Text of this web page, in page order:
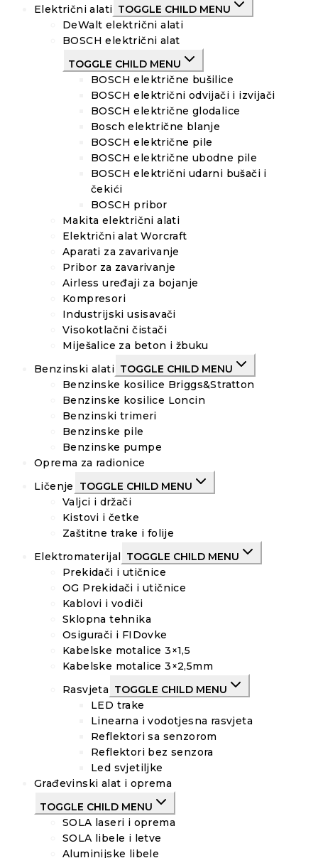
Električni alati TOGGLE CHILD MENU
DeWalt električni alati
BOSCH električni alat
TOGGLE CHILD MENU
BOSCH električne bušilice
BOSCH električni odvijači i izvijači
BOSCH električne glodalice
Bosch električne blanje
BOSCH električne pile
BOSCH električne ubodne pile
BOSCH električni udarni bušači i
čekići
BOSCH pribor
Makita električni alati
Električni alat Worcraft
Aparati za zavarivanje
Pribor za zavarivanje
Airless uređaji za bojanje
Kompresori
Industrijski usisavači
Visokotlačni čistači
Miješalice za beton i žbuku
Benzinski alati TOGGLE CHILD MENU
Benzinske kosilice Briggs&Stratton
Benzinske kosilice Loncin
Benzinski trimeri
Benzinske pile
Benzinske pumpe
Oprema za radionice
Ličenje
TOGGLE CHILD MENU
Valjci i držači
Kistovi i četke
Zaštitne trake i folije
Elektromaterijal TOGGLE CHILD MENU
Prekidači i utičnice
OG Prekidači i utičnice
Kablovi i vodiči
Sklopna tehnika
Osigurači i FIDovke
Kabelske motalice 3×1,5
Kabelske motalice 3×2,5mm
Rasvjeta TOGGLE CHILD MENU
LED trake
Linearna i vodotjesna rasvjeta
Reflektori sa senzorom
Reflektori bez senzora
Led svjetiljke
Građevinski alat i oprema
TOGGLE CHILD MENU
SOLA laseri i oprema
SOLA libele i letve
Aluminijske libele